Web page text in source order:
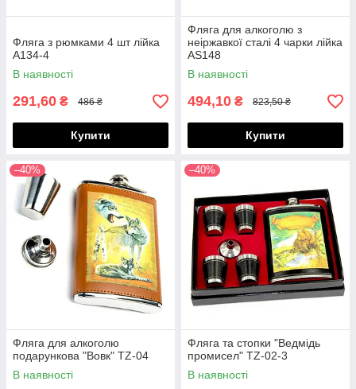
Фляга з рюмками 4 шт лійка
A134-4
В наявності
291,60 ₴ 486 ₴
Купити
Фляга для алкоголю з
неіржавкої сталі 4 чарки лійка
AS148
В наявності
494,10 ₴ 823,50 ₴
Купити
–40%
Фляга для алкоголю
подарункова "Вовк" TZ-04
В наявності
–40%
Фляга та стопки "Ведмідь
промисел" TZ-02-3
В наявності